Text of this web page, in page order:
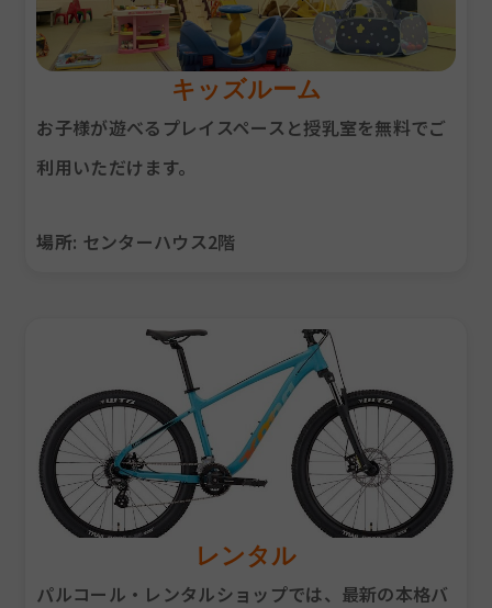
キッズルーム
お子様が遊べるプレイスペースと授乳室を無料でご
利用いただけます。
場所: センターハウス2階
レンタル
パルコール・レンタルショップでは、最新の本格バ